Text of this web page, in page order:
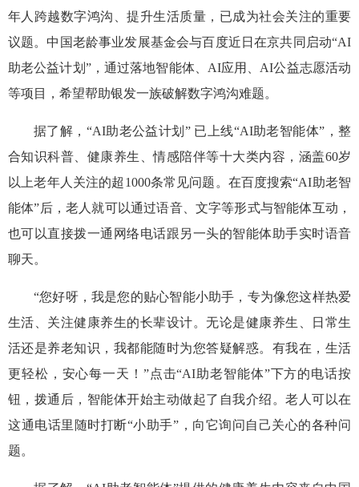
年人跨越数字鸿沟、提升生活质量，已成为社会关注的重要
议题。中国老龄事业发展基金会与百度近日在京共同启动“AI
助老公益计划”，通过落地智能体、AI应用、AI公益志愿活动
等项目，希望帮助银发一族破解数字鸿沟难题。
据了解，“AI助老公益计划” 已上线“AI助老智能体”，整
合知识科普、健康养生、情感陪伴等十大类内容，涵盖60岁
以上老年人关注的超1000条常见问题。在百度搜索“AI助老智
能体”后，老人就可以通过语音、文字等形式与智能体互动，
也可以直接拨一通网络电话跟另一头的智能体助手实时语音
聊天。
“您好呀，我是您的贴心智能小助手，专为像您这样热爱
生活、关注健康养生的长辈设计。无论是健康养生、日常生
活还是养老知识，我都能随时为您答疑解惑。有我在，生活
更轻松，安心每一天！”点击“AI助老智能体”下方的电话按
钮，拨通后，智能体开始主动做起了自我介绍。老人可以在
这通电话里随时打断“小助手”，向它询问自己关心的各种问
题。